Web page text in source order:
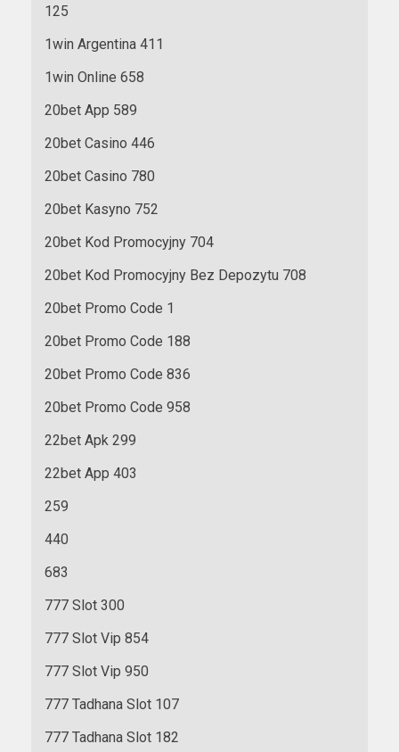
125
1win Argentina 411
1win Online 658
20bet App 589
20bet Casino 446
20bet Casino 780
20bet Kasyno 752
20bet Kod Promocyjny 704
20bet Kod Promocyjny Bez Depozytu 708
20bet Promo Code 1
20bet Promo Code 188
20bet Promo Code 836
20bet Promo Code 958
22bet Apk 299
22bet App 403
259
440
683
777 Slot 300
777 Slot Vip 854
777 Slot Vip 950
777 Tadhana Slot 107
777 Tadhana Slot 182